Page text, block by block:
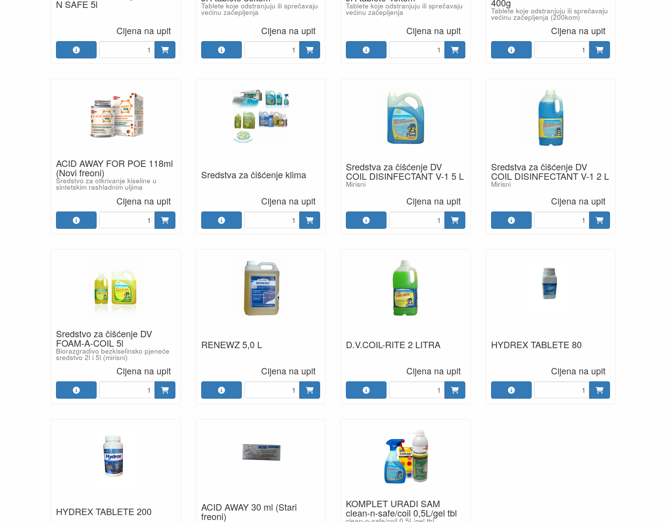
N SAFE 5l
Cijena na upit
Tablete koje odstranjuju ili sprečavaju
većinu začepljenja
Cijena na upit
Tablete koje odstranjuju ili sprečavaju
većinu začepljenja
Cijena na upit
Tablete koje odstranjuju ili sprečavaju
većinu začepljenja (200kom)
Cijena na upit
ACID AWAY FOR POE 118ml
(Novi freoni)
Sredstvo za otkrivanje kiseline u
sintetskim rashladnim uljima
Cijena na upit
Sredstva za čišćenje klima
Cijena na upit
Sredstva za čišćenje DV
COIL DISINFECTANT V-1 5 L
Mirisni
Cijena na upit
Sredstva za čišćenje DV
COIL DISINFECTANT V-1 2 L
Mirisni
Cijena na upit
Sredstvo za čišćenje DV
FOAM-A-COIL 5l
Biorazgradivo bezkiselinsko pjeneće
sredstvo 2l i 5l (mirisni)
Cijena na upit
RENEWZ 5,0 L
Cijena na upit
D.V.COIL-RITE 2 LITRA
Cijena na upit
HYDREX TABLETE 80
Cijena na upit
HYDREX TABLETE 200 ACID AWAY 30 ml (Stari
freoni)
KOMPLET URADI SAM
clean-n-safe/coil 0,5L/gel tbl